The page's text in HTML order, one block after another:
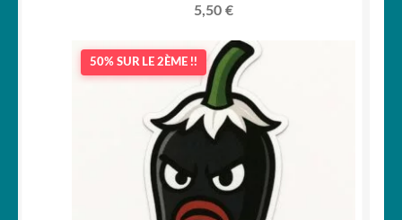
5,50 €
50% SUR LE 2ÈME !!